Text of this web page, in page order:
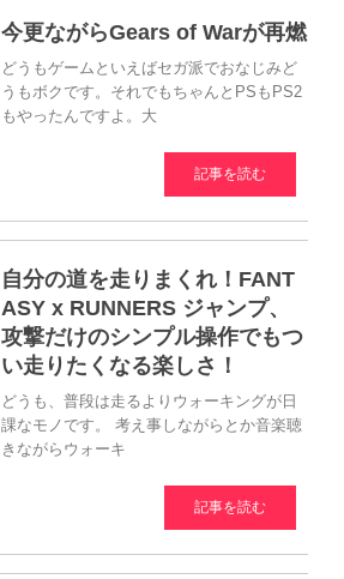
今更ながらGears of Warが再燃
どうもゲームといえばセガ派でおなじみど
うもボクです。それでもちゃんとPSもPS2
もやったんですよ。大
記事を読む
自分の道を走りまくれ！FANT
ASY x RUNNERS ジャンプ、
攻撃だけのシンプル操作でもつ
い走りたくなる楽しさ！
どうも、普段は走るよりウォーキングが日
課なモノです。 考え事しながらとか音楽聴
きながらウォーキ
記事を読む